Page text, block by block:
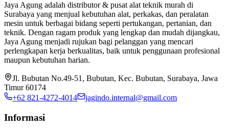
Jaya Agung adalah distributor & pusat alat teknik murah di
Surabaya yang menjual kebutuhan alat, perkakas, dan peralatan
mesin untuk berbagai bidang seperti pertukangan, pertanian, dan
teknik. Dengan ragam produk yang lengkap dan mudah dijangkau,
Jaya Agung menjadi rujukan bagi pelanggan yang mencari
perlengkapan kerja berkualitas, baik untuk penggunaan profesional
maupun kebutuhan harian.
Jl. Bubutan No.49-51, Bubutan, Kec. Bubutan, Surabaya, Jawa
Timur 60174
+62 821-4272-4014
jagindo.internal@gmail.com
Informasi